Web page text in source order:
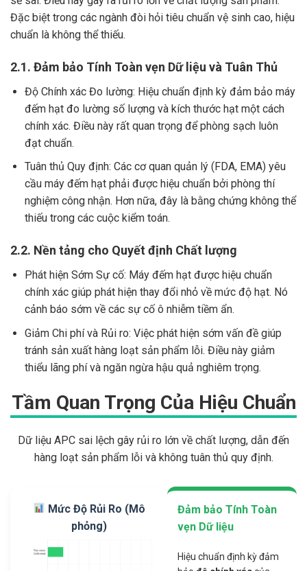
Đặc biệt trong các ngành đòi hỏi tiêu chuẩn vệ sinh cao, hiệu
chuẩn là không thể thiếu.
2.1. Đảm bảo Tính Toàn vẹn Dữ liệu và Tuân Thủ
Độ Chính xác Đo lường: Hiệu chuẩn định kỳ đảm bảo máy
đếm hạt đo lường số lượng và kích thước hạt một cách
chính xác. Điều này rất quan trọng để phòng sạch luôn
đạt chuẩn.
Tuân thủ Quy định: Các cơ quan quản lý (FDA, EMA) yêu
cầu máy đếm hạt phải được hiệu chuẩn bởi phòng thí
nghiệm công nhận. Hơn nữa, đây là bằng chứng không thể
thiếu trong các cuộc kiểm toán.
2.2. Nền tảng cho Quyết định Chất lượng
Phát hiện Sớm Sự cố: Máy đếm hạt được hiệu chuẩn
chính xác giúp phát hiện thay đổi nhỏ về mức độ hạt. Nó
cảnh báo sớm về các sự cố ô nhiễm tiềm ẩn.
Giảm Chi phí và Rủi ro: Việc phát hiện sớm vấn đề giúp
tránh sản xuất hàng loạt sản phẩm lỗi. Điều này giảm
thiểu lãng phí và ngăn ngừa hậu quả nghiêm trọng.
Tầm Quan Trọng Của Hiệu Chuẩn
Dữ liệu APC sai lệch gây rủi ro lớn về chất lượng, dẫn đến
hàng loạt sản phẩm lỗi và không tuân thủ quy định.
Mức Độ Rủi Ro (Mô
phỏng)
Đảm bảo Tính Toàn
vẹn Dữ liệu
Hiệu chuẩn định kỳ đảm